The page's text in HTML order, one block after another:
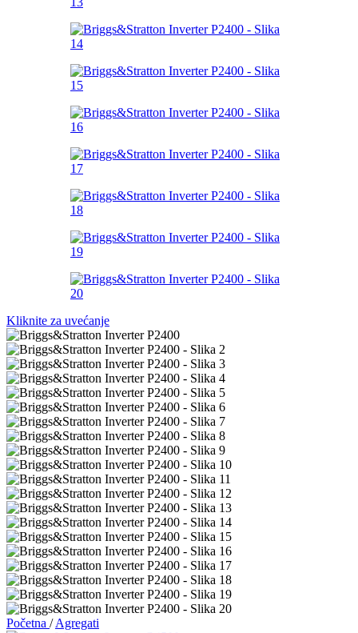
Kliknite za uvećanje
Početna / Agregati